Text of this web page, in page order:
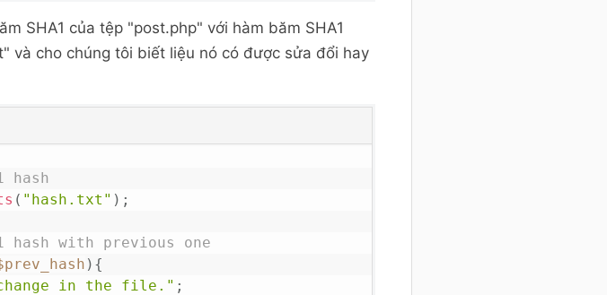
SHA1 của tệp "post.php" với hàm băm SHA1
và cho chúng tôi biết liệu nó có được sửa đổi hay
hash
( "hash.txt" ) ;
with previous one
) {
change in the file." ;